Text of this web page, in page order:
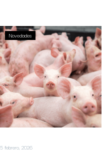
Novedades
5 febrero, 2026